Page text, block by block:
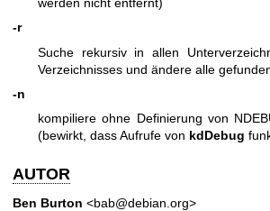
-r
Suche rekursiv in allen
Verzeichnisses und ändere alle
-n
kompiliere ohne Definierung von
(bewirkt, dass Aufrufe von kdDebug
AUTOR
Ben Burton <bab@debian.org>